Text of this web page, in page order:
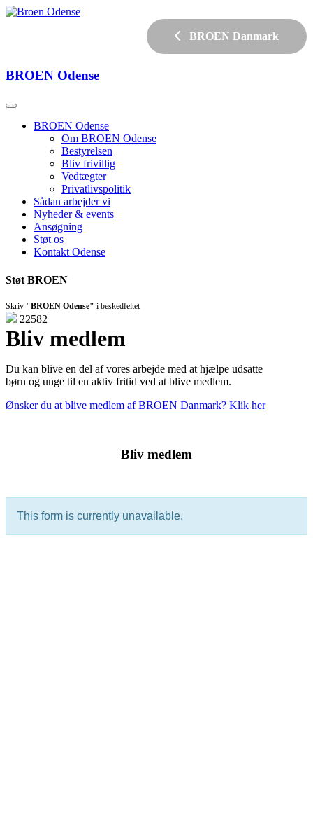
BROEN Danmark
BROEN Odense
BROEN Odense
Om BROEN Odense
Bestyrelsen
Bliv frivillig
Vedtægter
Privatlivspolitik
Sådan arbejder vi
Nyheder & events
Ansøgning
Støt os
Kontakt Odense
Støt BROEN
Skriv "BROEN Odense" i beskedfeltet
22582
Bliv medlem
Du kan blive en del af vores arbejde med at hjælpe udsatte
børn og unge til en aktiv fritid ved at blive medlem.
Ønsker du at blive medlem af BROEN Danmark? Klik her
Bliv medlem